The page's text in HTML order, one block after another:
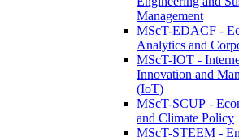
Management
MScT-EDACF -
Analytics and
MScT-IOT -
Innovation and
(IoT)
MScT-SCUP -
and Climate Policy
MScT-STEEM -